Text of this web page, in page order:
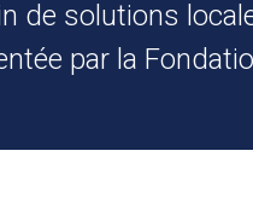
de solutions
par la